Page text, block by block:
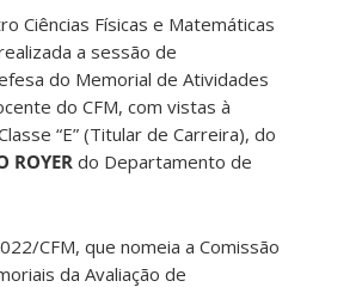
Ciências Físicas e Matemáticas
a sessão de
do Memorial de Atividades
do CFM, com vistas à
“E” (Titular de Carreira), do
ROYER do Departamento de
CFM, que nomeia a Comissão
da Avaliação de